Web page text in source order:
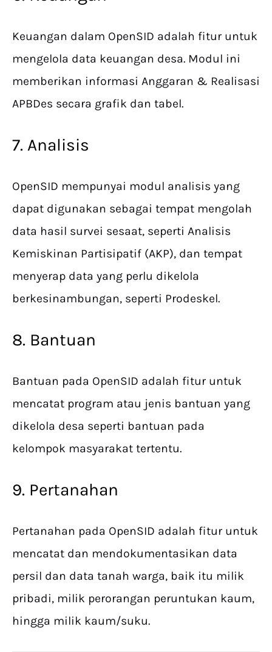
Keuangan dalam OpenSID adalah fitur untuk
mengelola data keuangan desa. Modul ini
memberikan informasi Anggaran & Realisasi
APBDes secara grafik dan tabel.
7. Analisis
OpenSID mempunyai modul analisis yang
dapat digunakan sebagai tempat mengolah
data hasil survei sesaat, seperti Analisis
Kemiskinan Partisipatif (AKP), dan tempat
menyerap data yang perlu dikelola
berkesinambungan, seperti Prodeskel.
8. Bantuan
Bantuan pada OpenSID adalah fitur untuk
mencatat program atau jenis bantuan yang
dikelola desa seperti bantuan pada
kelompok masyarakat tertentu.
9. Pertanahan
Pertanahan pada OpenSID adalah fitur untuk
mencatat dan mendokumentasikan data
persil dan data tanah warga, baik itu milik
pribadi, milik perorangan peruntukan kaum,
hingga milik kaum/suku.